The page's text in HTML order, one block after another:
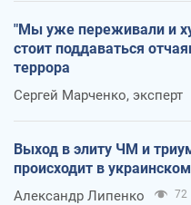
"Мы уже переживали и
стоит поддаваться
террора
Сергей Марченко, эксперт
Выход в элиту ЧМ и
происходит в
Александр Липенко 72